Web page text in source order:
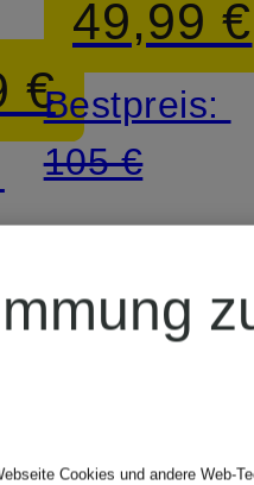
€
49,99 €
Bestpreis:
105 €
Cookies und andere Web-